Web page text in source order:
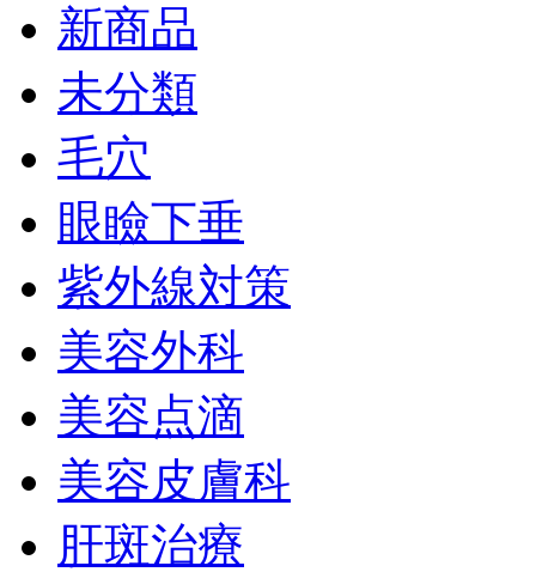
新商品
未分類
毛穴
眼瞼下垂
紫外線対策
美容外科
美容点滴
美容皮膚科
肝斑治療